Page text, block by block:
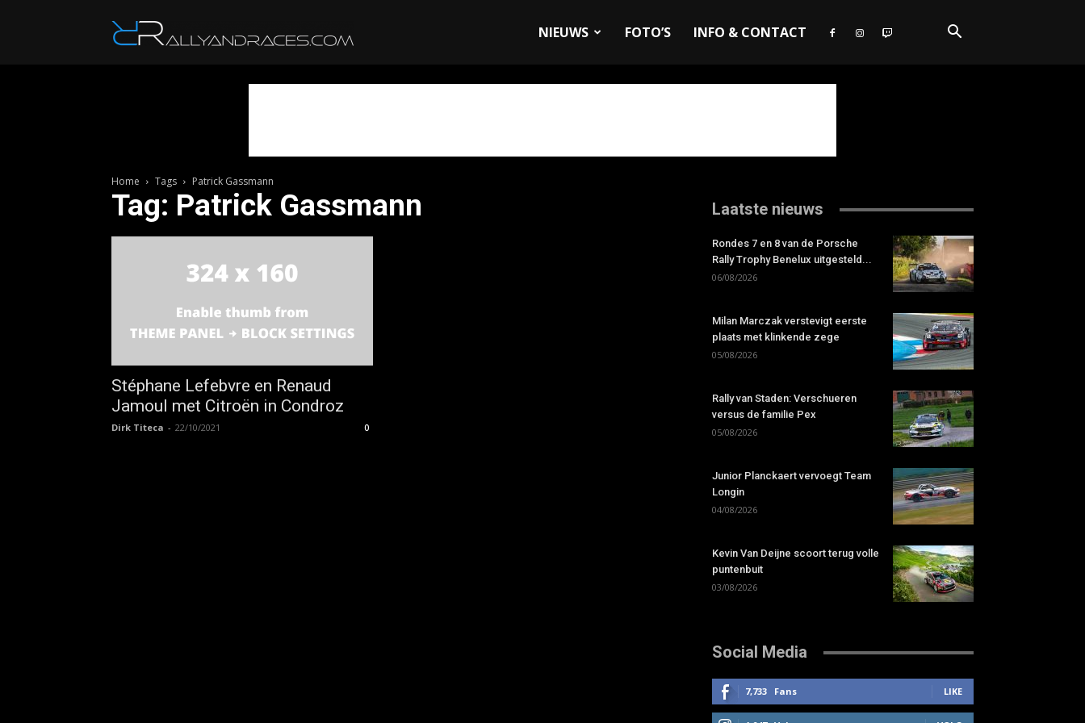
NIEUWS FOTO’S INFO & CONTACT
Home Tags Patrick Gassmann
Tag: Patrick Gassmann
Stéphane Lefebvre en Renaud
Jamoul met Citroën in Condroz
Dirk Titeca - 22/10/2021 0
Laatste nieuws
Rondes 7 en 8 van de Porsche
Rally Trophy Benelux uitgesteld...
06/08/2026
Milan Marczak verstevigt eerste
plaats met klinkende zege
05/08/2026
Rally van Staden: Verschueren
versus de familie Pex
05/08/2026
Junior Planckaert vervoegt Team
Longin
04/08/2026
Kevin Van Deijne scoort terug volle
puntenbuit
03/08/2026
Social Media
7,733 Fans LIKE